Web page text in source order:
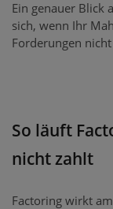
Ein genauer Blick
sich, wenn Ihr
Forderungen
So läuft
nicht zahlt
Factoring wirkt